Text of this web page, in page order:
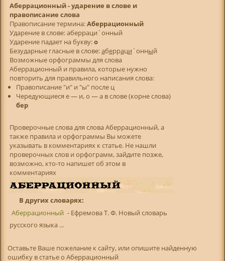
Аберрационный - ударение в слове и
правописание слова
Правописание термина:Аберрационный
Ударение в слове: аберраци`онный
Ударение падает на букву:о
Безударные гласные в слове:аберраци`онный
Возможные орфограммы для слова
Аберрационный и правила, которые нужно
повторить для правильного написания слова:
Правописание "и" и "ы" после ц
Чередующиеся е — и, о — а в слове (корне слова)
бер
Проверочные слова для слова Аберрационный, а
также правила и орфограммы Вы можете
указывать в комментариях к статье. Не нашли
проверочных слов и орфограмм, зайдите позже,
возможно, кто-то напишет об этом в
комментариях
В других словарях:
Аберрационный - Ефремова Т. Ф. Новый словарь
русского языка ...
Оставьте Ваше пожелание к сайту, или опишите найденную
ошибку в статье о Аберрационный